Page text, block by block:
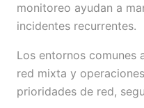
monitoreo ayudan a
incidentes recurrentes.
Los entornos comunes
red mixta y
prioridades de red,